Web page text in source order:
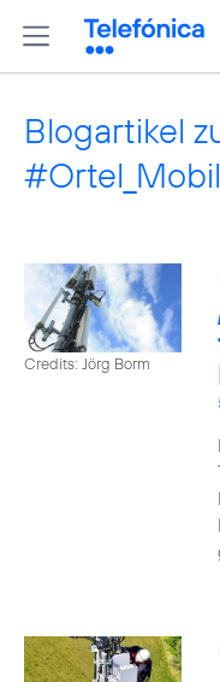
Blogartikel
Credits: Jörg Borm